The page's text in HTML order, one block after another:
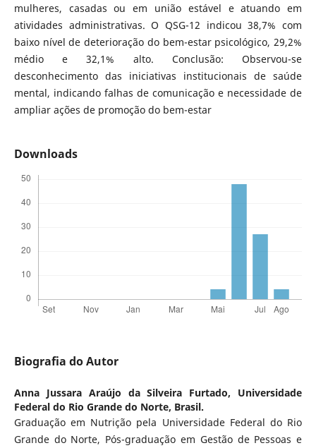
mulheres, casadas ou em união estável e atuando em
atividades administrativas. O QSG-12 indicou 38,7% com
baixo nível de deterioração do bem-estar psicológico, 29,2%
médio e 32,1% alto. Conclusão: Observou-se
desconhecimento das iniciativas institucionais de saúde
mental, indicando falhas de comunicação e necessidade de
ampliar ações de promoção do bem-estar
Downloads
Biografia do Autor
Anna Jussara Araújo da Silveira Furtado, Universidade
Federal do Rio Grande do Norte, Brasil.
Graduação em Nutrição pela Universidade Federal do Rio
Grande do Norte, Pós-graduação em Gestão de Pessoas e